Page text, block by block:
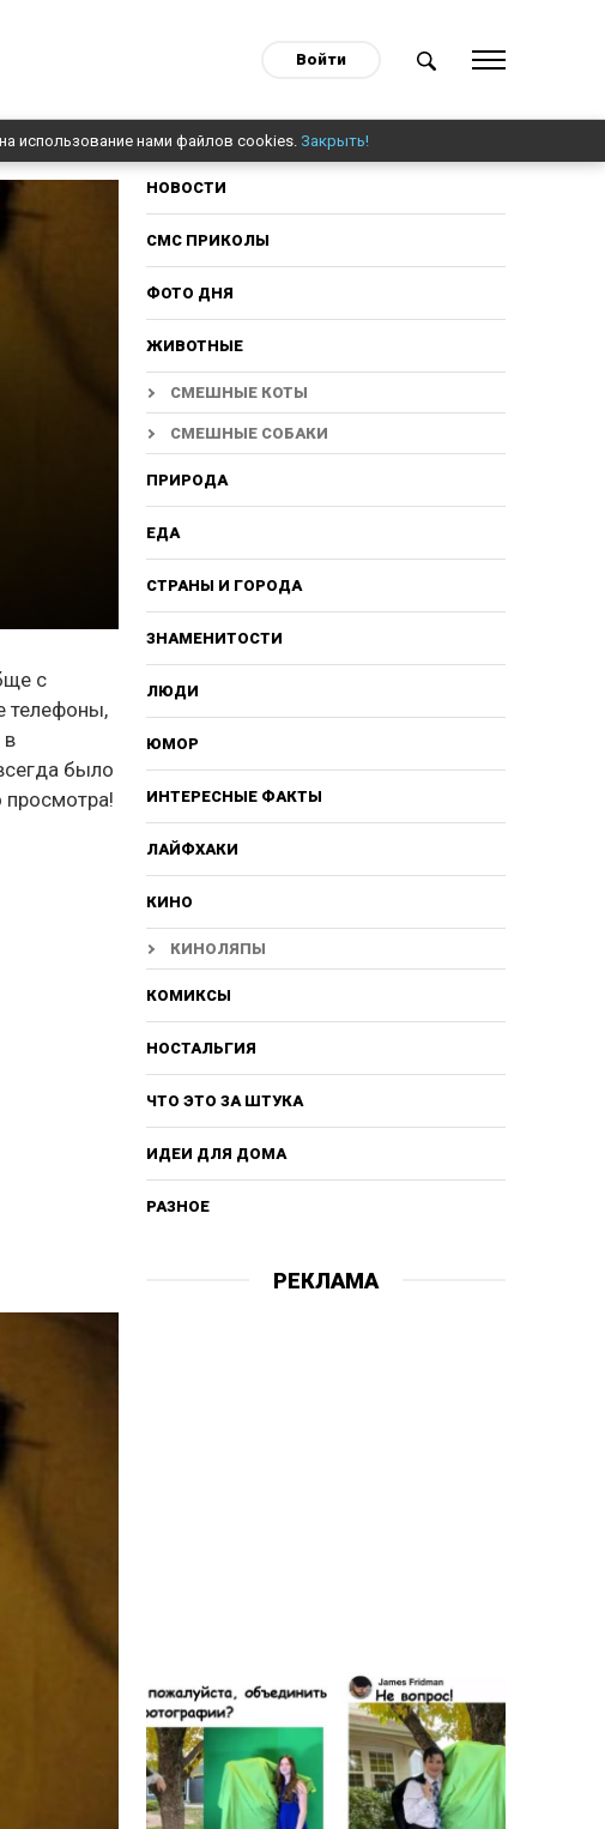
Войти
использование нами файлов cookies. Закрыть!
с
телефоны,
в
было
просмотра!
НОВОСТИ
СМС ПРИКОЛЫ
ФОТО ДНЯ
ЖИВОТНЫЕ
СМЕШНЫЕ КОТЫ
СМЕШНЫЕ СОБАКИ
ПРИРОДА
ЕДА
СТРАНЫ И ГОРОДА
ЗНАМЕНИТОСТИ
ЛЮДИ
ЮМОР
ИНТЕРЕСНЫЕ ФАКТЫ
ЛАЙФХАКИ
КИНО
КИНОЛЯПЫ
КОМИКСЫ
НОСТАЛЬГИЯ
ЧТО ЭТО ЗА ШТУКА
ИДЕИ ДЛЯ ДОМА
РАЗНОЕ
РЕКЛАМА